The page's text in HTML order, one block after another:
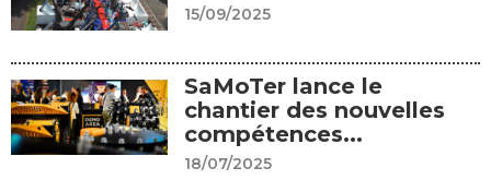
15/09/2025
SaMoTer lance le
chantier des nouvelles
compétences...
18/07/2025